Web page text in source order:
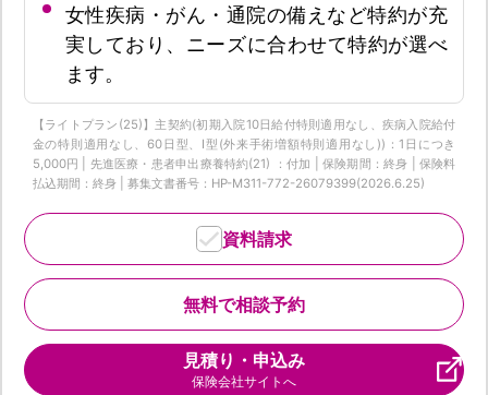
女性疾病・がん・通院の備えなど特約が充
実しており、ニーズに合わせて特約が選べ
ます。
【ライトプラン(25)】主契約(初期入院10日給付特則適用なし、疾病入院給付
金の特則適用なし、60日型、I型(外来手術増額特則適用なし))：1日につき
5,000円 | 先進医療・患者申出療養特約(21) ：付加 | 保険期間：終身 | 保険料
払込期間：終身 | 募集文書番号：HP-M311-772-26079399(2026.6.25)
無料で相談予約
資料請求
見積り・申込み
保険会社サイトへ